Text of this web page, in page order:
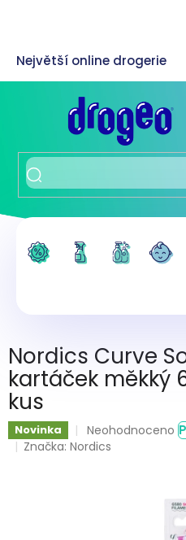
Nordics Curve
kartáček měkký
kus
Novinka
Průměrné
hodnocení
Neohodnoceno
Značka:Nordics